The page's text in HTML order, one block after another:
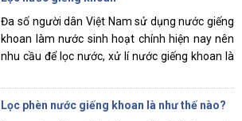
Đa số người dân Việt Nam sử dụng nước giếng
khoan làm nước sinh hoạt chính hiện nay nên
nhu cầu để lọc nước, xử lí nước giếng khoan là
Lọc phèn nước giếng khoan là như thế nào?